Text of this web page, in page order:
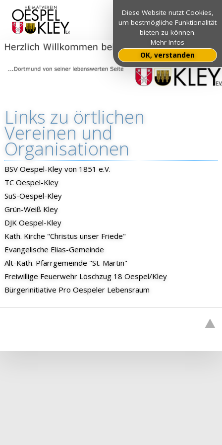
Links zu örtlichen
Vereinen und
Organisationen
BSV Oespel-Kley von 1851 e.V.
TC Oespel-Kley
SuS-Oespel-Kley
Grün-Weiß Kley
DJK Oespel-Kley
Kath. Kirche "Christus unser Friede"
Evangelische Elias-Gemeinde
Alt-Kath. Pfarrgemeinde "St. Martin"
Freiwillige Feuerwehr Löschzug 18 Oespel/Kley
Bürgerinitiative Pro Oespeler Lebensraum
Diese Website nutzt Cookies,
um bestmögliche Funktionalität
bieten zu können.
Mehr Infos
OK, verstanden